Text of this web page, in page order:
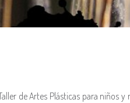
de Artes Plásticas para niños